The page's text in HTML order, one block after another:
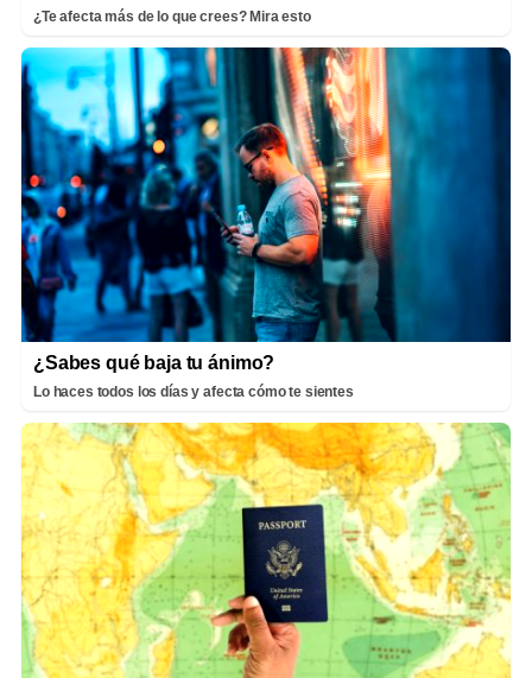
¿Te afecta más de lo que crees? Mira esto
¿Sabes qué baja tu ánimo?
Lo haces todos los días y afecta cómo te sientes